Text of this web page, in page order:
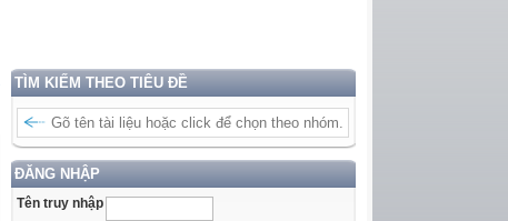
TÌM KIẾM THEO TIÊU ĐỀ
ĐĂNG NHẬP
Tên truy nhập